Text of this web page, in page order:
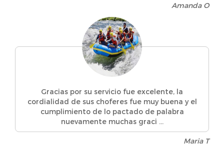
Amanda O
Gracias por su servicio fue excelente, la
cordialidad de sus choferes fue muy buena y el
cumplimiento de lo pactado de palabra
nuevamente muchas graci ...
Maria T